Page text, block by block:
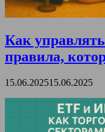
Как
правила,
15.06.202515.06.2025